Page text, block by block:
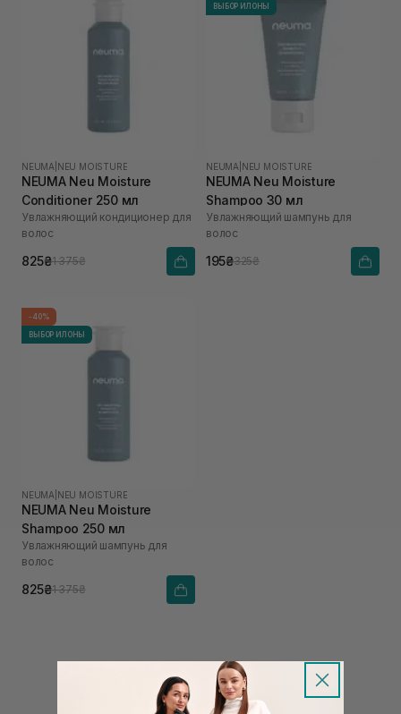
NEUMA NEU MOISTURE
NEUMA Neu Moisture
Conditioner 250 мл
Увлажняющий кондиционер для
волос
825₴1 375₴
ВЫБОР ИЛОНЫ
NEUMA NEU MOISTURE
NEUMA Neu Moisture
Shampoo 30 мл
Увлажняющий шампунь для
волос
195₴325₴
-40%
ВЫБОР ИЛОНЫ
NEUMA NEU MOISTURE
NEUMA Neu Moisture
Shampoo 250 мл
Увлажняющий шампунь для
волос
825₴1 375₴